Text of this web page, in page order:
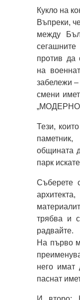
Кукло на
Въпреки,
между
против да
на
забележи
смени
„МОДЕРНО
Тези,
общината
парк
Съберете
трябва и
радвайте.
На първо
него имат
паснат